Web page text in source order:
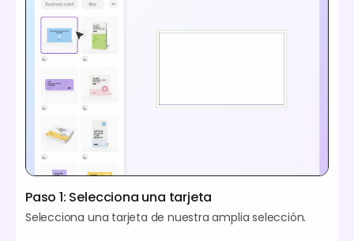
Paso 1: Selecciona una tarjeta
Selecciona una tarjeta de nuestra amplia selección.